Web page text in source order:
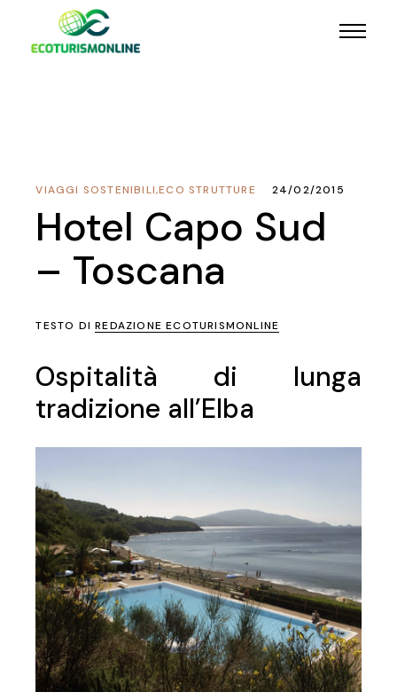
ECO STRUTTURE
,
VIAGGI SOSTENIBILI 24/02/2015
Hotel Capo Sud
– Toscana
TESTO DIREDAZIONE ECOTURISMONLINE
Ospitalità di lunga
tradizione all’Elba